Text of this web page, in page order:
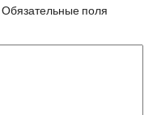
Обязательные поля